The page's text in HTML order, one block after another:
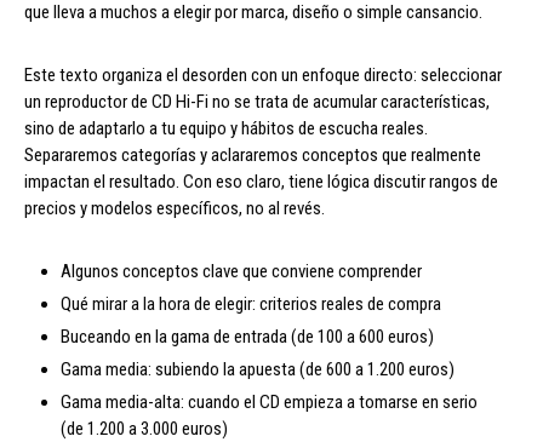
que lleva a muchos a elegir por marca, diseño o simple cansancio.
Este texto organiza el desorden con un enfoque directo: seleccionar
un reproductor de CD Hi-Fi no se trata de acumular características,
sino de adaptarlo a tu equipo y hábitos de escucha reales.
Separaremos categorías y aclararemos conceptos que realmente
impactan el resultado. Con eso claro, tiene lógica discutir rangos de
precios y modelos específicos, no al revés.
Algunos conceptos clave que conviene comprender
Qué mirar a la hora de elegir: criterios reales de compra
Buceando en la gama de entrada (de 100 a 600 euros)
Gama media: subiendo la apuesta (de 600 a 1.200 euros)
Gama media-alta: cuando el CD empieza a tomarse en serio
(de 1.200 a 3.000 euros)